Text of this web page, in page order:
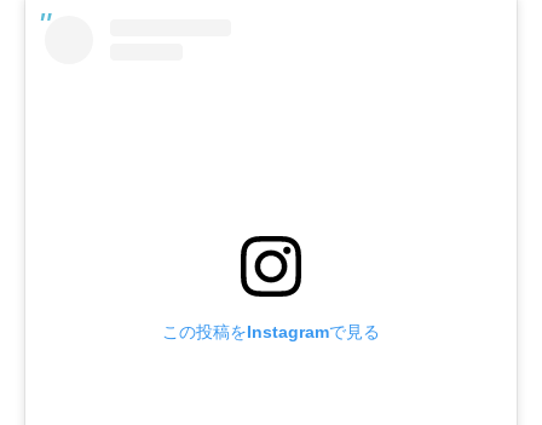
この投稿をInstagramで見る